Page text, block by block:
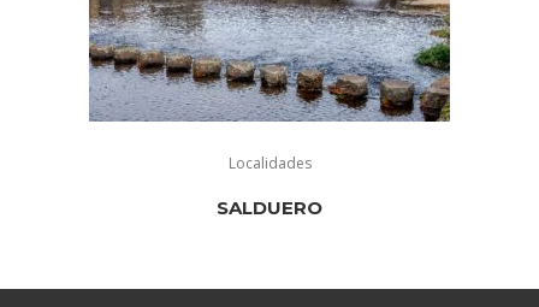
Localidades
SALDUERO